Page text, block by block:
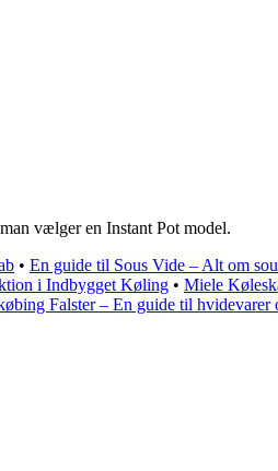
vælger en Instant Pot model.
• En guide til Sous Vide – Alt om
i Indbygget Køling • Miele
Falster – En guide til hvidevarer